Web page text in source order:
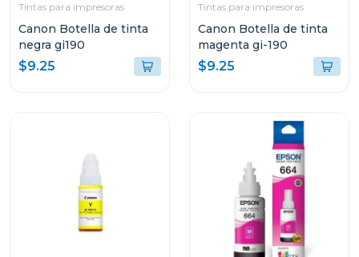
Tintas para impresoras
Canon Botella de tinta
negra gi190
$9.25
Tintas para impresoras
Canon Botella de tinta
magenta gi-190
$9.25